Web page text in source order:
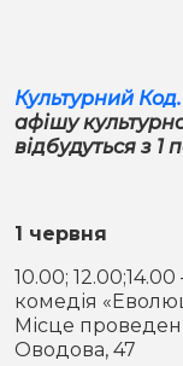
Відео
Партнери
Спорт
Історія
Футбол
Контакти
Культурний
афішу
відбудуться з 1
1 червня
10.00;
комедія
Місце
Оводова, 47